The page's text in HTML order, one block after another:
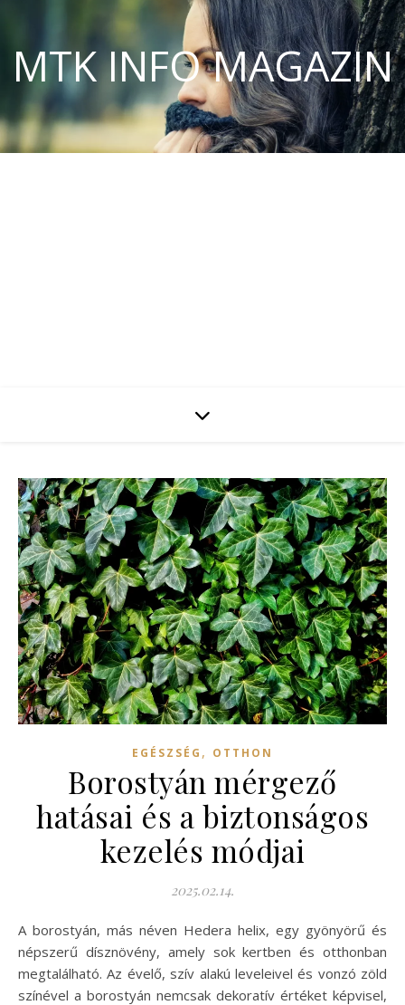
MTK INFO MAGAZIN
EGÉSZSÉG , OTTHON
Borostyán mérgező
hatásai és a biztonságos
kezelés módjai
2025.02.14.
A borostyán, más néven Hedera helix, egy gyönyörű és
népszerű dísznövény, amely sok kertben és otthonban
megtalálható. Az évelő, szív alakú leveleivel és vonzó zöld
színével a borostyán nemcsak dekoratív értéket képvisel,